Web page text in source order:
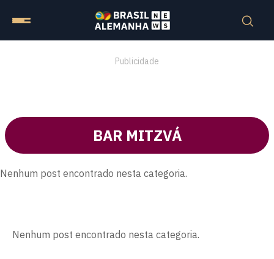
Publicidade
BAR MITZVÁ
Nenhum post encontrado nesta categoria.
Nenhum post encontrado nesta categoria.